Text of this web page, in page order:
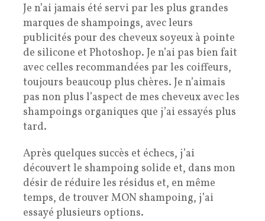
Je n’ai jamais été servi par les plus grandes
marques de shampoings, avec leurs
publicités pour des cheveux soyeux à pointe
de silicone et Photoshop. Je n’ai pas bien fait
avec celles recommandées par les coiffeurs,
toujours beaucoup plus chères. Je n’aimais
pas non plus l’aspect de mes cheveux avec les
shampoings organiques que j’ai essayés plus
tard.
Après quelques succès et échecs, j’ai
découvert le shampoing solide et, dans mon
désir de réduire les résidus et, en même
temps, de trouver MON shampoing, j’ai
essayé plusieurs options.